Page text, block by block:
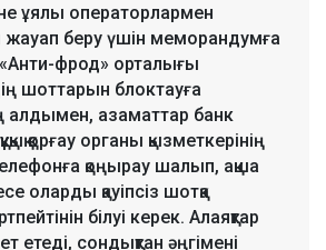
ұялы операторлармен
жауап беру үшін меморандумға
«Анти-фрод» орталығы
шоттарын блоктауға
алдымен, азаматтар банк
қорғау органы қызметкерінің
қоңырау шалып, ақша
оларды қауіпсіз шотқа
білуі керек. Алаяқтар
етеді, сондықтан әңгімені